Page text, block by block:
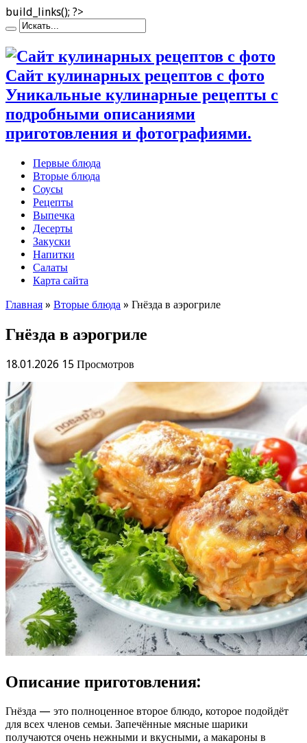
build_links(); ?>
Сайт кулинарных рецептов с фото
Уникальные кулинарные рецепты с
подробными описаниями
приготовления и фотографиями.
Первые блюда
Вторые блюда
Соусы
Рецепты
Выпечка
Десерты
Закуски
Напитки
Салаты
Карта сайта
Главная » Вторые блюда » Гнёзда в аэрогриле
Гнёзда в аэрогриле
18.01.2026 15 Просмотров
Описание приготовления:
Гнёзда — это полноценное второе блюдо, которое подойдёт
для всех членов семьи. Запечённые мясные шарики
получаются очень нежными и вкусными, а макароны в